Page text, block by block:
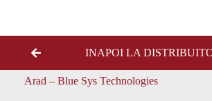
INAPOI LA
Arad – Blue Sys Technologies